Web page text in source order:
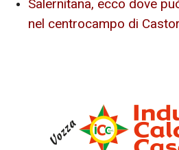
Salernitana, ecco dove
nel centrocampo di